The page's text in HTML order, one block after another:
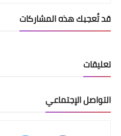
قد تُعجبك هذه المشاركات
تعليقات
التواصل الإجتماعي